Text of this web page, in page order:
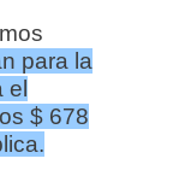
para la
$ 678